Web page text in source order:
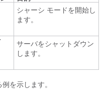
シャーシ モードを開始し
ます。
サーバをシャットダウン
します。
を示します。